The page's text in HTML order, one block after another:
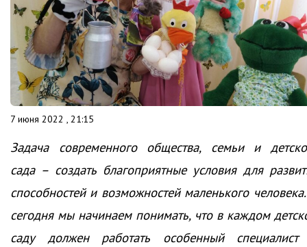
7 июня 2022 , 21:15
Задача современного общества, семьи и
сада – создать благоприятные условия для
способностей и возможностей маленького
сегодня мы начинаем понимать, что в каждом
саду должен работать особенный